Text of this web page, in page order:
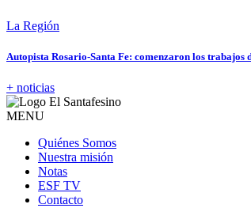
La Región
Autopista Rosario-Santa Fe: comenzaron los trabajos
+ noticias
MENU
Quiénes Somos
Nuestra misión
Notas
ESF TV
Contacto